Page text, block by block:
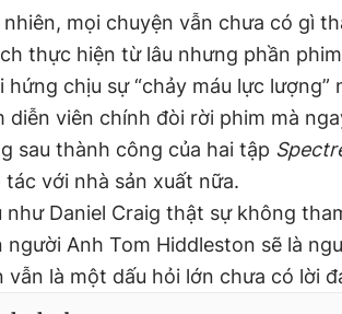
nhiên, mọi chuyện vẫn chưa có gì
thực hiện từ lâu nhưng phần
hứng chịu sự “chảy máu lực
diễn viên chính đòi rời phim mà
sau thành công của hai tập
tác với nhà sản xuất nữa.
như Daniel Craig thật sự không
người Anh Tom Hiddleston sẽ là
vẫn là một dấu hỏi lớn chưa có lời